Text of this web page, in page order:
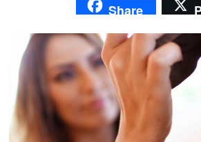
あるある
その他
ドキドキ
Share